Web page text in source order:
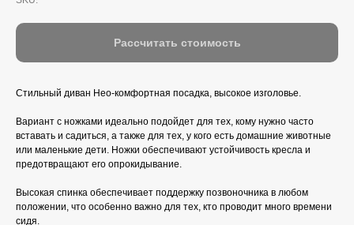
Рассчитать стоимость
Стильный диван Нео-комфортная посадка, высокое изголовье.
Вариант с ножками идеально подойдет для тех, кому нужно часто
вставать и садиться, а также для тех, у кого есть домашние животные
или маленькие дети. Ножки обеспечивают устойчивость кресла и
предотвращают его опрокидывание.
Высокая спинка обеспечивает поддержку позвоночника в любом
положении, что особенно важно для тех, кто проводит много времени
сидя.